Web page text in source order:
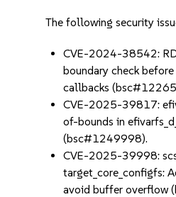
The following security
CVE-2024-38542:
boundary check
callbacks
CVE-2025-39817:
of-bounds in
(bsc#1249998).
CVE-2025-39998:
target_core_configfs:
avoid buffer overflow